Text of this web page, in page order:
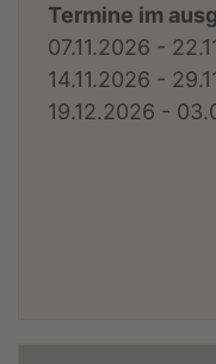
Termine im
07.11.2026 -
14.11.2026 -
19.12.2026 -